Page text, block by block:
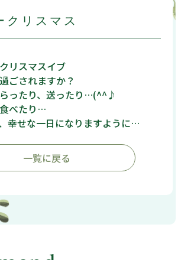
リスマス
リスマスイブ
ごされますか？
ったり、送ったり…(^^♪
べたり…
幸せな一日になりますように…
一覧に戻る